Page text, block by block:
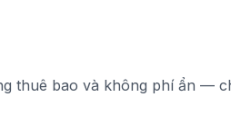
thuê bao và không phí ẩn —